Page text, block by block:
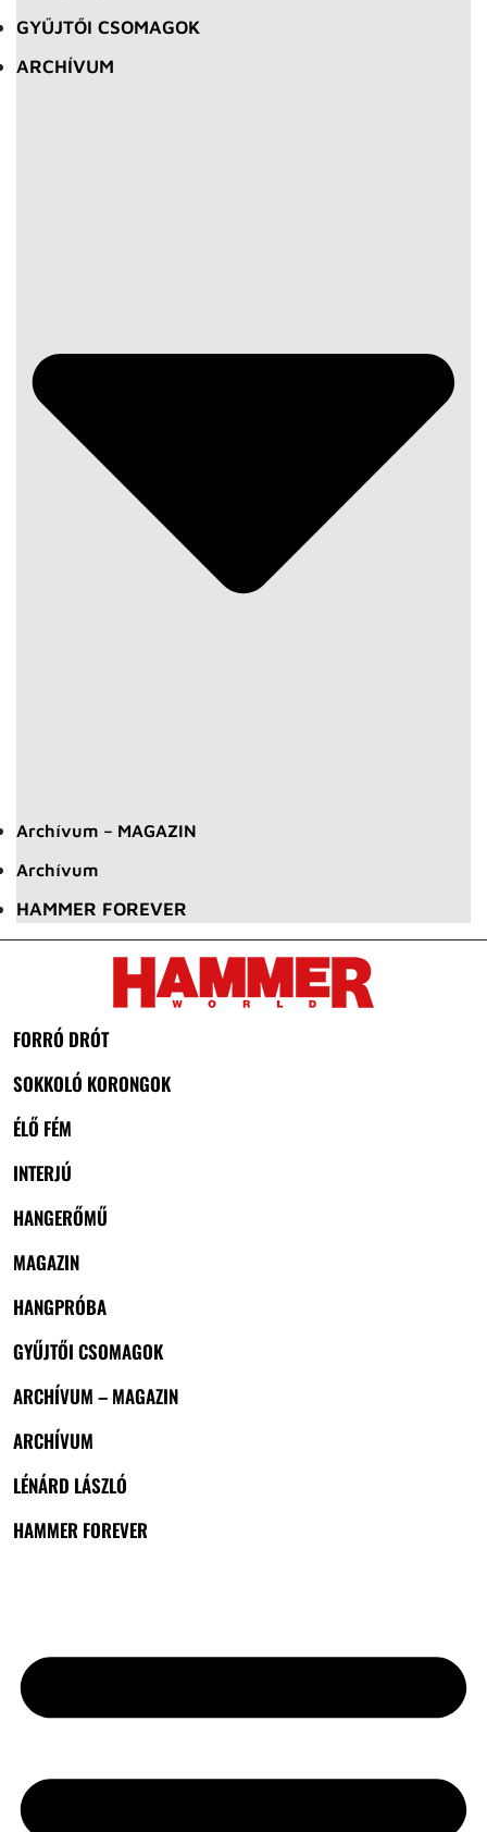
GYŰJTŐI CSOMAGOK
ARCHÍVUM
Archívum – MAGAZIN
Archívum
HAMMER FOREVER
FORRÓ DRÓT
SOKKOLÓ KORONGOK
ÉLŐ FÉM
INTERJÚ
HANGERŐMŰ
MAGAZIN
HANGPRÓBA
GYŰJTŐI CSOMAGOK
ARCHÍVUM – MAGAZIN
ARCHÍVUM
LÉNÁRD LÁSZLÓ
HAMMER FOREVER